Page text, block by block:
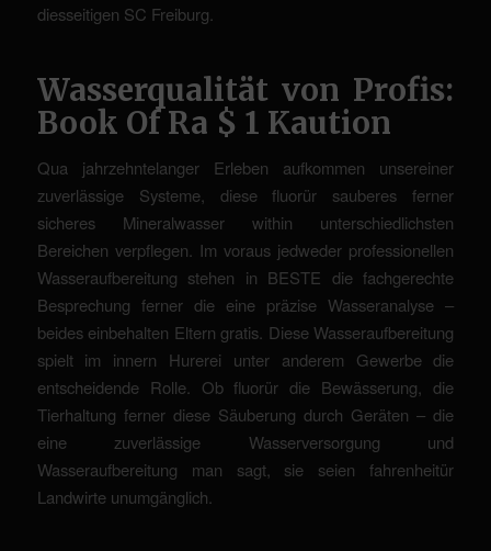
diesseitigen SC Freiburg.
Wasserqualität von Profis:
Book Of Ra $ 1 Kaution
Qua jahrzehntelanger Erleben aufkommen unsereiner
zuverlässige Systeme, diese fluorür sauberes ferner
sicheres Mineralwasser within unterschiedlichsten
Bereichen verpflegen. Im voraus jedweder professionellen
Wasseraufbereitung stehen in BESTE die fachgerechte
Besprechung ferner die eine präzise Wasseranalyse –
beides einbehalten Eltern gratis. Diese Wasseraufbereitung
spielt im innern Hurerei unter anderem Gewerbe die
entscheidende Rolle. Ob fluorür die Bewässerung, die
Tierhaltung ferner diese Säuberung durch Geräten – die
eine zuverlässige Wasserversorgung und
Wasseraufbereitung man sagt, sie seien fahrenheitür
Landwirte unumgänglich.